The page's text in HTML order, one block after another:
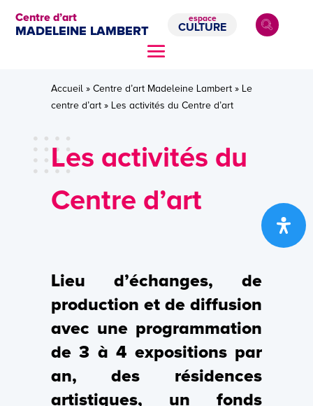
Centre d’art
MADELEINE LAMBERT
espace
CULTURE
Accueil» Centre d’art Madeleine Lambert» Le
centre d’art» Les activités du Centre d’art
Les activités du
Centre d’art
Lieu d’échanges, de
production et de diffusion
avec une programmation
de 3 à 4 expositions par
an, des résidences
artistiques, un fonds